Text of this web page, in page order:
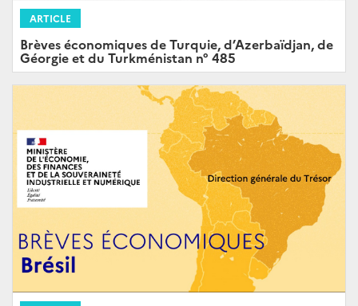
ARTICLE
Brèves économiques de Turquie, d’Azerbaïdjan, de
Géorgie et du Turkménistan n° 485